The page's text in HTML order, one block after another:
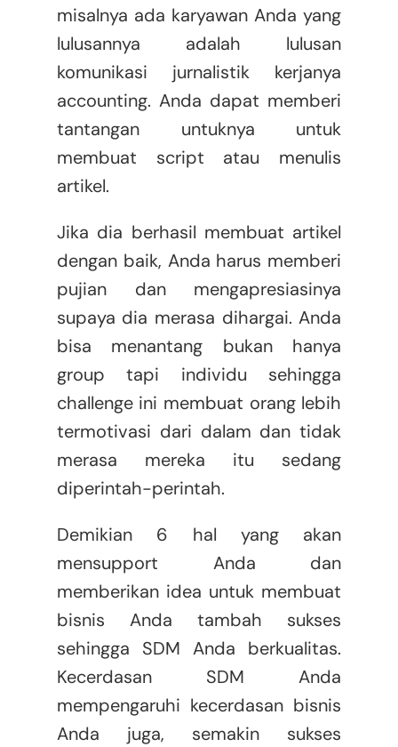
misalnya ada karyawan Anda yang
lulusannya adalah lulusan
komunikasi jurnalistik kerjanya
accounting. Anda dapat memberi
tantangan untuknya untuk
membuat script atau menulis
artikel.
Jika dia berhasil membuat artikel
dengan baik, Anda harus memberi
pujian dan mengapresiasinya
supaya dia merasa dihargai. Anda
bisa menantang bukan hanya
group tapi individu sehingga
challenge ini membuat orang lebih
termotivasi dari dalam dan tidak
merasa mereka itu sedang
diperintah-perintah.
Demikian 6 hal yang akan
mensupport Anda dan
memberikan idea untuk membuat
bisnis Anda tambah sukses
sehingga SDM Anda berkualitas.
Kecerdasan SDM Anda
mempengaruhi kecerdasan bisnis
Anda juga, semakin sukses